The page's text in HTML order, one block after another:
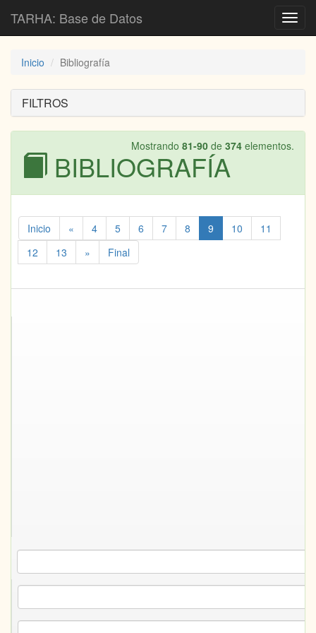
TARHA: Base de Datos
Inicio Bibliografía
FILTROS
Mostrando 81-90 de 374 elementos.
BIBLIOGRAFÍA
Inicio « 4 5 6 7 8 9 10
11
12
13 » Final